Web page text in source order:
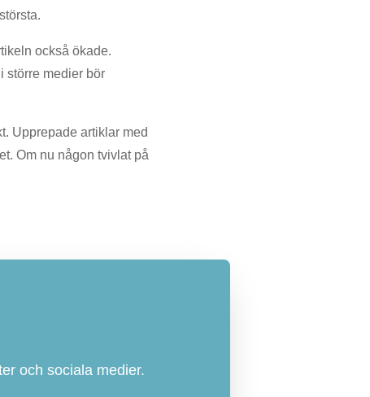
också ökade.
större medier bör
Upprepade artiklar med
Om nu någon tvivlat på
och sociala medier.